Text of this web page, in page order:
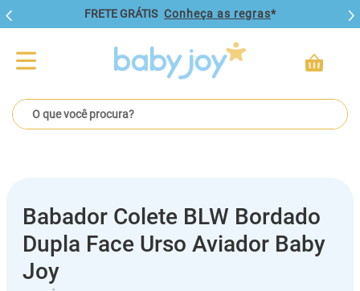
FRETE GRÁTIS Conheça as regras*
O que você procura?
Babador Colete BLW Bordado
Dupla Face Urso Aviador Baby
Joy